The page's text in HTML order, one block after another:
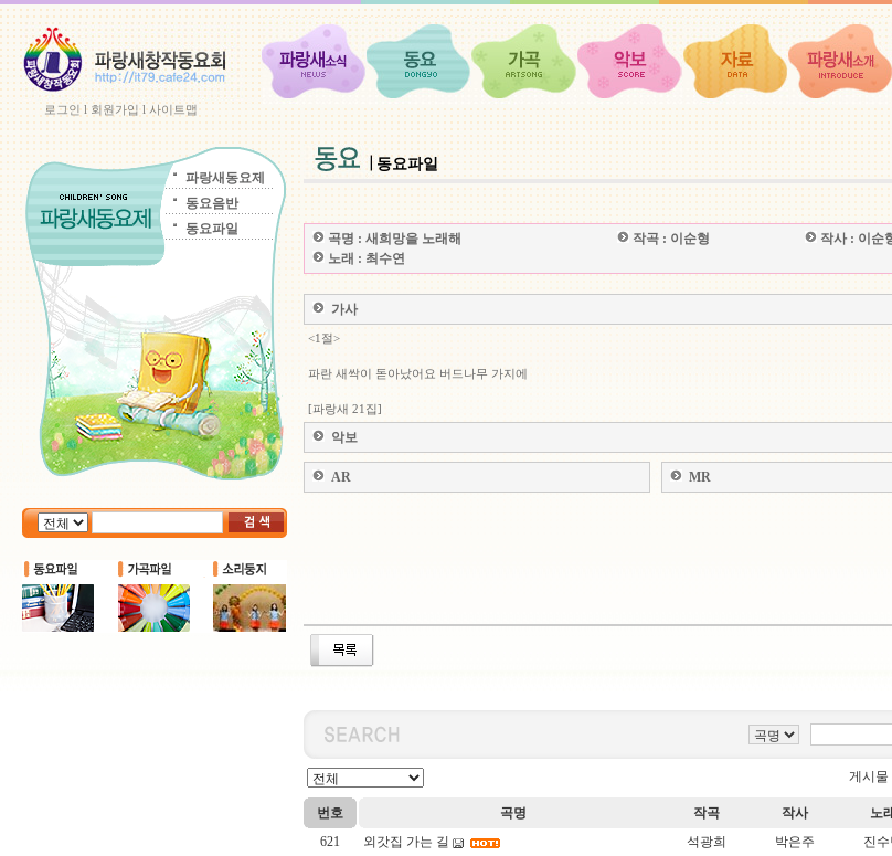
로그인l 회원가입l사이트맵
파랑새동요제
동요음반
동요파일
동요파일
곡명 : 새희망을 노래해 작곡 : 이순형 작사 : 이순
노래 : 최수연
가사
<1절>
파란 새싹이 돋아났어요 버드나무 가지에
[파랑새 21집]
악보
AR MR
게시물
번호 곡명 작곡 작사 노
621
외갓집 가는 길 석광희 박은주 진수